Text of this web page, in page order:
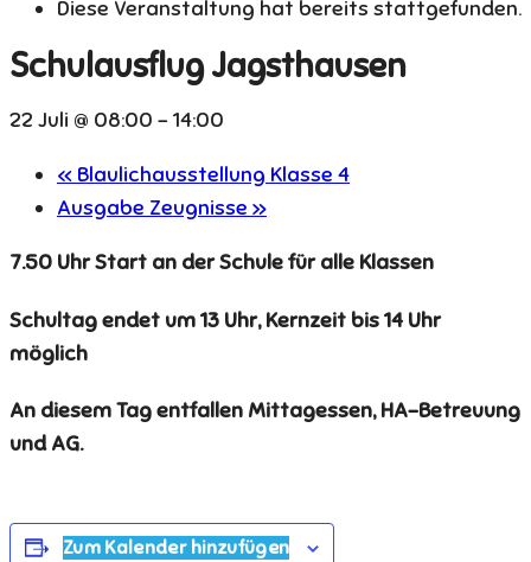
Diese Veranstaltung hat bereits stattgefunden.
Schulausflug Jagsthausen
22 Juli @ 08:00 -14:00
« Blaulichausstellung Klasse 4
Ausgabe Zeugnisse »
7.50 Uhr Start an der Schule für alle Klassen
Schultag endet um 13 Uhr, Kernzeit bis 14 Uhr
möglich
An diesem Tag entfallen Mittagessen, HA-Betreuung
und AG.
Zum Kalender hinzufügen